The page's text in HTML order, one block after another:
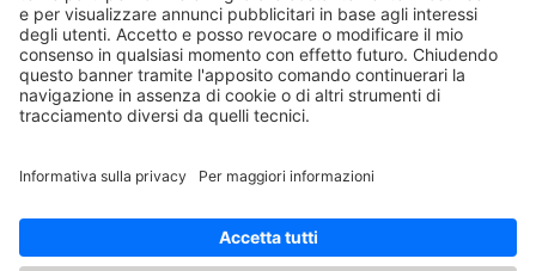
EdiAcademy
Sede operativa: V.le E. Forlanini, 21 - 20134, Milano
(+39)0270211274
E-mail:formazione@eenet.it
Sede legale: V.le E. Forlanini, 21 - 20134, Milano
ORARI SEGRETERIA
Lunedì—Giovedì: 08:30–17:30
Venerdì: 08:30–16:00